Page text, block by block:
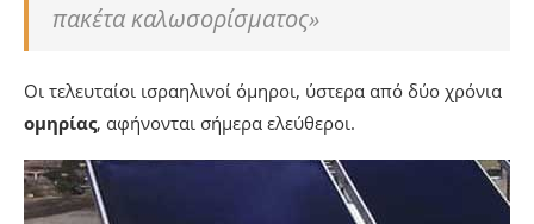
πακέτα καλωσορίσματος»
Οι τελευταίοι ισραηλινοί όμηροι, ύστερα από δύο χρόνια
ομηρίας, αφήνονται σήμερα ελεύθεροι.